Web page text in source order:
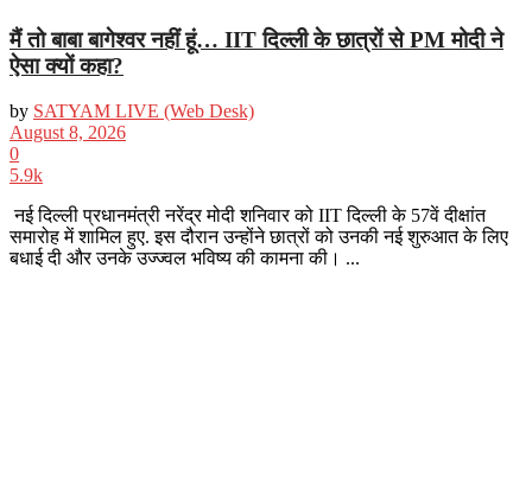
मैं तो बाबा बागेश्वर नहीं हूं… IIT दिल्ली के छात्रों से PM मोदी ने
ऐसा क्यों कहा?
by SATYAM LIVE (Web Desk)
August 8, 2026
0
5.9k
नई दिल्ली प्रधानमंत्री नरेंद्र मोदी शनिवार को IIT दिल्ली के 57वें दीक्षांत
समारोह में शामिल हुए. इस दौरान उन्होंने छात्रों को उनकी नई शुरुआत के लिए
बधाई दी और उनके उज्ज्वल भविष्य की कामना की। ...